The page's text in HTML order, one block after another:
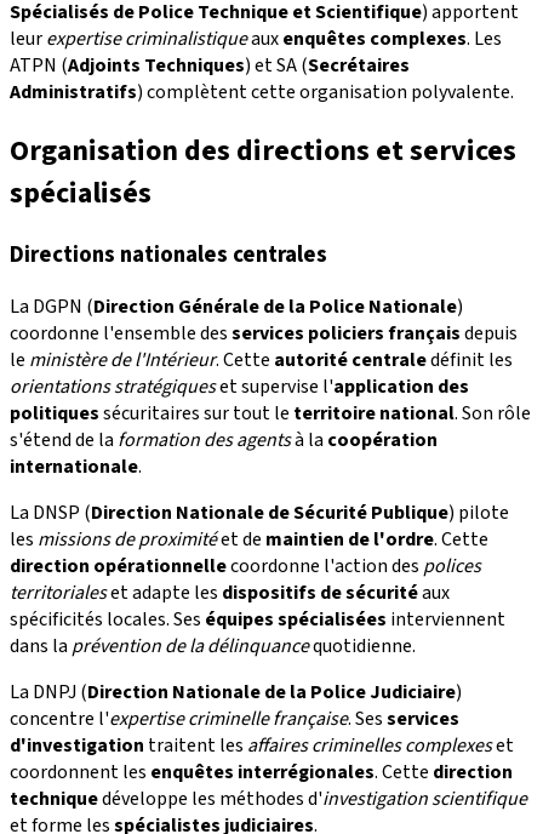
Spécialisés de Police Technique et Scientifique) apportent
leurexpertise criminalistiqueauxenquêtes complexes. Les
ATPN (Adjoints Techniques) et SA (Secrétaires
Administratifs) complètent cette organisation polyvalente.
Organisation des directions et services
spécialisés
Directions nationales centrales
La DGPN (Direction Générale de la Police Nationale)
coordonne l'ensemble desservices policiers françaisdepuis
le ministère de l'Intérieur. Cette autorité centraledéfinit les
orientations stratégiqueset supervise l'application des
politiquessécuritaires sur tout le territoire national. Son rôle
s'étend de la formation des agentsà la coopération
internationale.
La DNSP (Direction Nationale de Sécurité Publique) pilote
les missions de proximitéet de maintien de l'ordre. Cette
direction opérationnellecoordonne l'action des polices
territorialeset adapte les dispositifs de sécuritéaux
spécificités locales. Ses équipes spécialisées interviennent
dans la prévention de la délinquancequotidienne.
La DNPJ (Direction Nationale de la Police Judiciaire)
concentre l'expertise criminelle française. Sesservices
d'investigation traitent les affaires criminelles complexeset
coordonnent les enquêtes interrégionales. Cette direction
techniquedéveloppe les méthodes d'investigation scientifique
et forme lesspécialistes judiciaires.